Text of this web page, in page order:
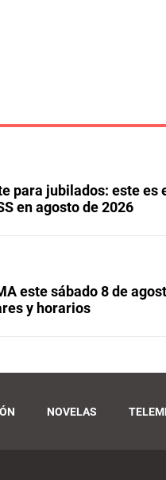
para jubilados: este es
en agosto de 2026
este sábado 8 de
y horarios
NOVELAS